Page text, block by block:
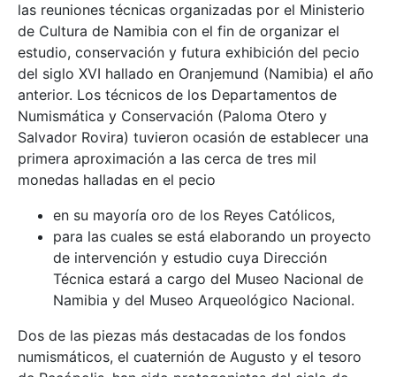
las reuniones técnicas organizadas por el Ministerio
de Cultura de Namibia con el fin de organizar el
estudio, conservación y futura exhibición del pecio
del siglo XVI hallado en Oranjemund (Namibia) el año
anterior. Los técnicos de los Departamentos de
Numismática y Conservación (Paloma Otero y
Salvador Rovira) tuvieron ocasión de establecer una
primera aproximación a las cerca de tres mil
monedas halladas en el pecio
en su mayoría oro de los Reyes Católicos,
para las cuales se está elaborando un proyecto
de intervención y estudio cuya Dirección
Técnica estará a cargo del Museo Nacional de
Namibia y del Museo Arqueológico Nacional.
Dos de las piezas más destacadas de los fondos
numismáticos, el cuaternión de Augusto y el tesoro